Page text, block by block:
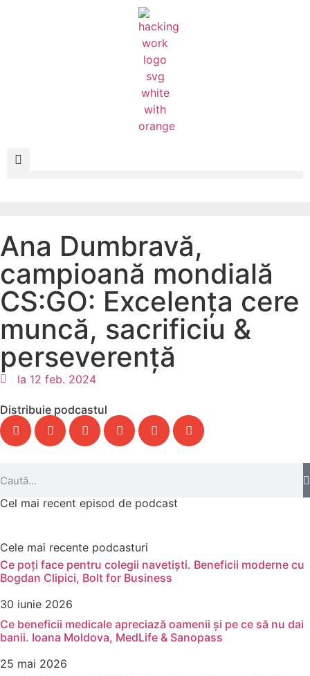
Ana Dumbravă,
campioană mondială
CS:GO: Excelența cere
muncă, sacrificiu &
perseverență
la 12 feb. 2024
Distribuie podcastul
Cel mai recent episod de podcast
Cele mai recente podcasturi
Ce poți face pentru colegii navetiști. Beneficii moderne cu
Bogdan Clipici, Bolt for Business
30 iunie 2026
Ce beneficii medicale apreciază oamenii și pe ce să nu dai
banii. Ioana Moldova, MedLife & Sanopass
25 mai 2026